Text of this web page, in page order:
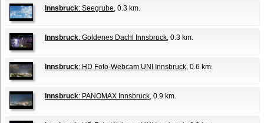
Innsbruck: Seegrube, 0.3 km.
Innsbruck: Goldenes Dachl Innsbruck, 0.3 km.
Innsbruck: HD Foto-Webcam UNI Innsbruck, 0.6 km.
Innsbruck: PANOMAX Innsbruck, 0.9 km.